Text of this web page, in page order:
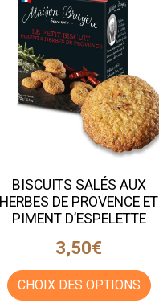
BISCUITS SALÉS AUX
HERBES DE PROVENCE ET
PIMENT D’ESPELETTE
3,50€
CHOIX DES OPTIONS